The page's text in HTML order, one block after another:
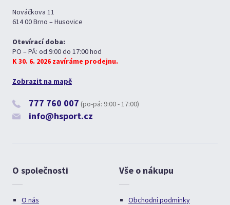
Nováčkova 11
614 00 Brno – Husovice
Otevírací doba:
PO – PÁ: od 9:00 do 17:00 hod
K 30. 6. 2026 zavíráme prodejnu.
Zobrazit na mapě
777 760 007 (po-pá: 9:00 - 17:00)
info@hsport.cz
O společnosti
O nás
Vše o nákupu
Obchodní podmínky